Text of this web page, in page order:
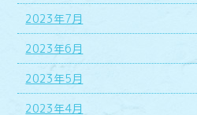
2023年7月
2023年6月
2023年5月
2023年4月